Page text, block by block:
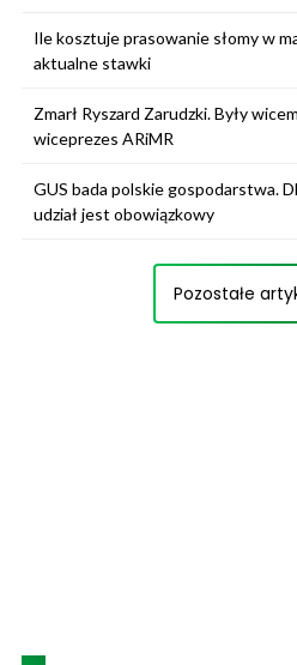
Ile kosztuje prasowanie słomy w
aktualne stawki
Zmarł Ryszard Zarudzki. Były
wiceprezes ARiMR
GUS bada polskie gospodarstwa.
udział jest obowiązkowy
Pozostałe